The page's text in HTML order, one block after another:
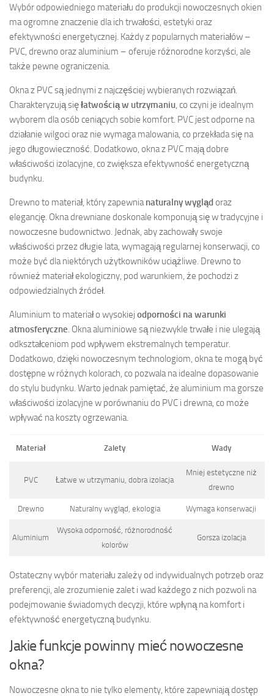
Wybór odpowiedniego materiału do produkcji nowoczesnych okien
ma ogromne znaczenie dla ich trwałości, estetyki oraz
efektywności energetycznej. Każdy z popularnych materiałów –
PVC, drewno oraz aluminium – oferuje różnorodne korzyści, ale
także pewne ograniczenia.
Okna z PVC są jednymi z najczęściej wybieranych rozwiązań.
Charakteryzują sięłatwością w utrzymaniu, co czyni je idealnym
wyborem dla osób ceniących sobie komfort. PVC jest odporne na
działanie wilgoci oraz nie wymaga malowania, co przekłada się na
jego długowieczność. Dodatkowo, okna z PVC mają dobre
właściwości izolacyjne, co zwiększa efektywność energetyczną
budynku.
Drewno to materiał, który zapewnianaturalny wygląd oraz
elegancję. Okna drewniane doskonale komponują się w tradycyjne i
nowoczesne budownictwo. Jednak, aby zachowały swoje
właściwości przez długie lata, wymagają regularnej konserwacji, co
może być dla niektórych użytkowników uciążliwe. Drewno to
również materiał ekologiczny, pod warunkiem, że pochodzi z
odpowiedzialnych źródeł.
Aluminium to materiał o wysokiej odporności na warunki
atmosferyczne. Okna aluminiowe są niezwykle trwałe i nie ulegają
odkształceniom pod wpływem ekstremalnych temperatur.
Dodatkowo, dzięki nowoczesnym technologiom, okna te mogą być
dostępne w różnych kolorach, co pozwala na idealne dopasowanie
do stylu budynku. Warto jednak pamiętać, że aluminium ma gorsze
właściwości izolacyjne w porównaniu do PVC i drewna, co może
wpływać na koszty ogrzewania.
Materiał Zalety Wady
PVC Łatwe w utrzymaniu, dobra izolacja
Mniej estetyczne niż
drewno
Drewno Naturalny wygląd, ekologia Wymaga konserwacji
Aluminium
Wysoka odporność, różnorodność
kolorów
Gorsza izolacja
Ostateczny wybór materiału zależy od indywidualnych potrzeb oraz
preferencji, ale zrozumienie zalet i wad każdego z nich pozwoli na
podejmowanie świadomych decyzji, które wpłyną na komfort i
efektywność energetyczną budynku.
Jakie funkcje powinny mieć nowoczesne
okna?
Nowoczesne okna to nie tylko elementy, które zapewniają dostęp